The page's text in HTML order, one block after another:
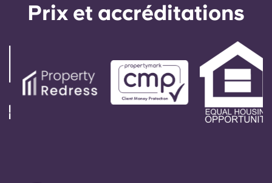
Prix ​​et accréditations